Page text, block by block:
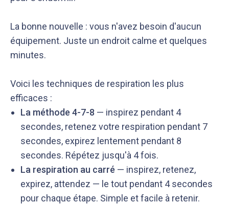
La bonne nouvelle : vous n'avez besoin d'aucun
équipement. Juste un endroit calme et quelques
minutes.
Voici les techniques de respiration les plus
efficaces :
La méthode 4-7-8 — inspirez pendant 4
secondes, retenez votre respiration pendant 7
secondes, expirez lentement pendant 8
secondes. Répétez jusqu'à 4 fois.
La respiration au carré — inspirez, retenez,
expirez, attendez — le tout pendant 4 secondes
pour chaque étape. Simple et facile à retenir.